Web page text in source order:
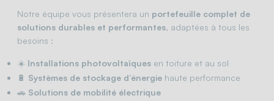
Notre équipe vous présentera un portefeuille complet de
solutions durables et performantes, adaptées à tous les
besoins :
☀️ Installations photovoltaïques en toiture et au sol
🔋 Systèmes de stockage d’énergie haute performance
🚗 Solutions de mobilité électrique